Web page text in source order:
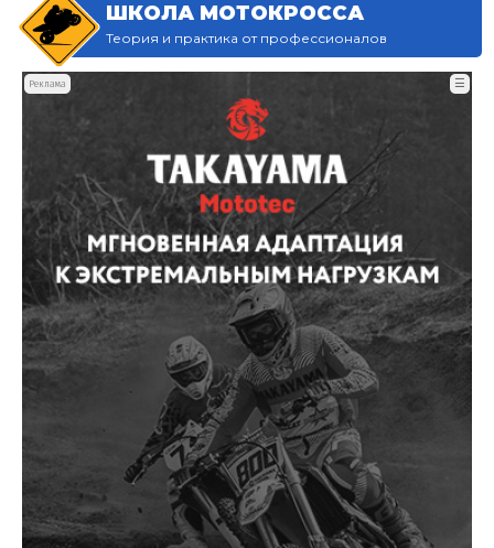
ШКОЛА МОТОКРОССА
Теория и практика от профессионалов
Реклама ☰